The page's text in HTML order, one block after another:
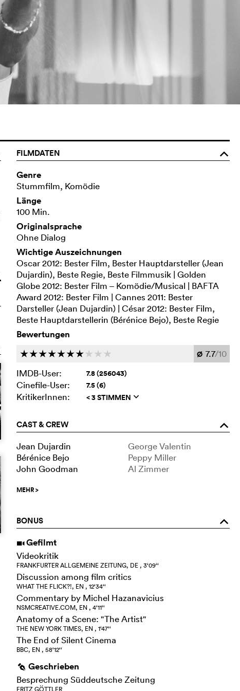
FILMDATEN
o
Genre
Stummfilm, Komödie
Länge
100 Min.
Originalsprache
Ohne Dialog
Wichtige Auszeichnungen
Oscar 2012: Bester Film, Bester Hauptdarsteller (Jean
Dujardin), Beste Regie, Beste Filmmusik | Golden
Globe 2012: Bester Film – Komödie/Musical | BAFTA
Award 2012: Bester Film | Cannes 2011: Bester
Darsteller (Jean Dujardin) | César 2012: Bester Film,
Beste Hauptdarstellerin (Bérénice Bejo), Beste Regie
Bewertungen
ccccccc c c c Ø 7.7/10
IMDB-User:
7.8 (256043)
Cinefile-User: 7.5 (6)
KritikerInnen: < 3 STIMMEN q
CAST & CREW o
Jean Dujardin
George Valentin
Bérénice Bejo
Peppy Miller
John Goodman
Al Zimmer
MEHR>
BONUS o
i Gefilmt
Videokritik
FRANKFURTER ALLGEMEINE ZEITUNG, DE , 3‘09‘‘
Discussion among film critics
WHAT THE FLICK?!, EN , 12‘34‘‘
Commentary by Michel Hazanavicius
NSMCREATIVE.COM, EN , 4‘11‘‘
Anatomy of a Scene: "The Artist"
THE NEW YORK TIMES, EN , 1‘47‘‘
The End of Silent Cinema
BBC, EN , 58‘12‘‘
g Geschrieben
Besprechung Süddeutsche Zeitung
FRITZ GÖTTLER